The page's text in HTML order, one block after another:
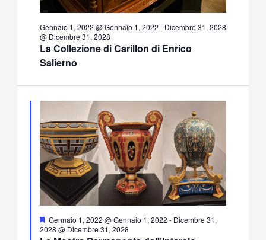
La Collezione di Carillon di Enrico
Salierno
Gennaio 1, 2022 @ Gennaio 1, 2022 - Dicembre 31, 2028
@ Dicembre 31, 2028
Segnalati
Gennaio 1, 2022 @ Gennaio 1, 2022 - Dicembre 31,
2028 @ Dicembre 31, 2028